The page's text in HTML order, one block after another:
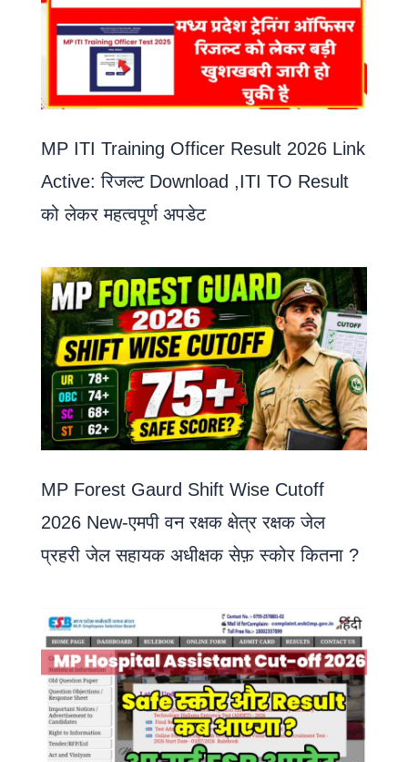
MP ITI Training Officer Result 2026 Link
Active: रिजल्ट Download ,ITI TO Result
को लेकर महत्वपूर्ण अपडेट
MP Forest Gaurd Shift Wise Cutoff
2026 New-एमपी वन रक्षक क्षेत्र रक्षक जेल
प्रहरी जेल सहायक अधीक्षक सेफ़ स्कोर कितना ?